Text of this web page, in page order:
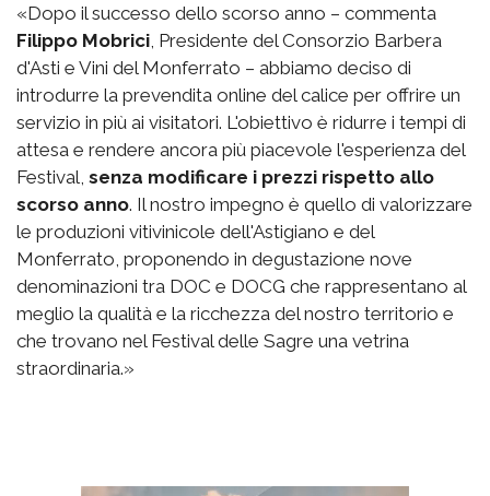
«Dopo il successo dello scorso anno – commenta
Filippo Mobrici , Presidente del Consorzio Barbera
d'Asti e Vini del Monferrato – abbiamo deciso di
introdurre la prevendita online del calice per offrire un
servizio in più ai visitatori. L'obiettivo è ridurre i tempi di
attesa e rendere ancora più piacevole l'esperienza del
Festival, senza modificare i prezzi rispetto allo
scorso anno. Il nostro impegno è quello di valorizzare
le produzioni vitivinicole dell'Astigiano e del
Monferrato, proponendo in degustazione nove
denominazioni tra DOC e DOCG che rappresentano al
meglio la qualità e la ricchezza del nostro territorio e
che trovano nel Festival delle Sagre una vetrina
straordinaria.»